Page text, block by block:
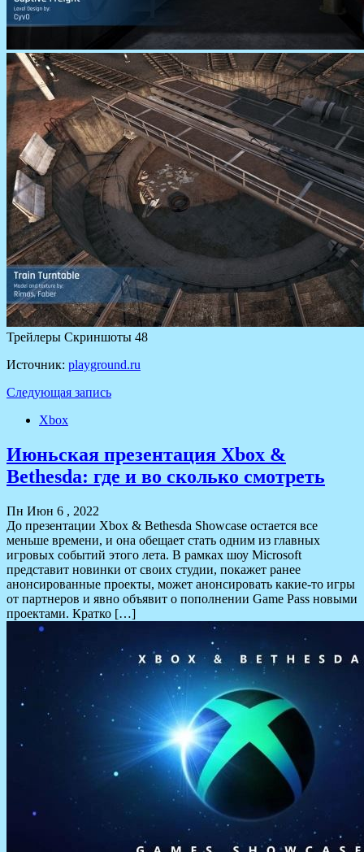
Трейлеры Скриншоты 48
Источник: playground.ru
Следующая запись
Xbox
Июньская презентация Xbox &
Bethesda: где и во сколько смотреть
Пн Июн 6 , 2022
До презентации Xbox & Bethesda Showcase остается все
меньше времени, и она обещает стать одним из главных
игровых событий этого лета. В рамках шоу Microsoft
представит новинки от своих студии, покажет ранее
анонсированные проекты, может анонсировать какие-то игры
от партнеров и явно объявит о пополнении Game Pass новыми
проектами. Кратко […]